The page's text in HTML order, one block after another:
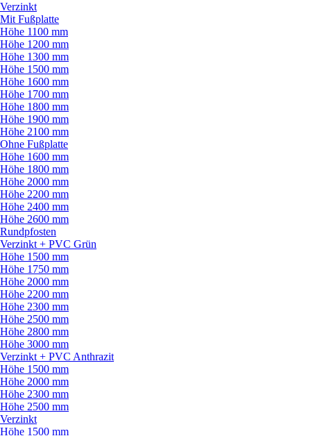
Verzinkt
Mit Fußplatte
Höhe 1100 mm
Höhe 1200 mm
Höhe 1300 mm
Höhe 1500 mm
Höhe 1600 mm
Höhe 1700 mm
Höhe 1800 mm
Höhe 1900 mm
Höhe 2100 mm
Ohne Fußplatte
Höhe 1600 mm
Höhe 1800 mm
Höhe 2000 mm
Höhe 2200 mm
Höhe 2400 mm
Höhe 2600 mm
Rundpfosten
Verzinkt + PVC Grün
Höhe 1500 mm
Höhe 1750 mm
Höhe 2000 mm
Höhe 2200 mm
Höhe 2300 mm
Höhe 2500 mm
Höhe 2800 mm
Höhe 3000 mm
Verzinkt + PVC Anthrazit
Höhe 1500 mm
Höhe 2000 mm
Höhe 2300 mm
Höhe 2500 mm
Verzinkt
Höhe 1500 mm